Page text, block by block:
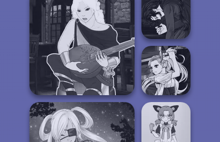
Pokegirl
Manga Creator - Fantasy
World...
Chibi Doll: Avatar
Creator
Manga Creator
Vampire Hunter
P...
Manga Creator
Vampire Hunter
P...